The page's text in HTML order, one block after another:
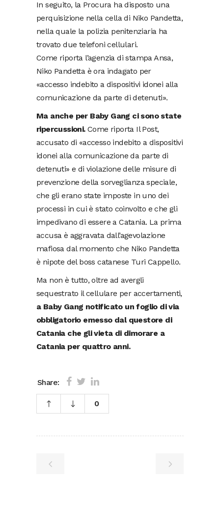
In seguito, la Procura ha disposto una
perquisizione nella cella di Niko Pandetta,
nella quale la polizia penitenziaria ha
trovato due telefoni cellulari.
Come riporta l’agenzia di stampa Ansa,
Niko Pandetta è ora indagato per
«accesso indebito a dispositivi idonei alla
comunicazione da parte di detenuti».
Ma anche per Baby Gang ci sono state
ripercussioni.Come riporta Il Post,
accusato di «accesso indebito a dispositivi
idonei alla comunicazione da parte di
detenuti» e di violazione delle misure di
prevenzione della sorveglianza speciale,
che gli erano state imposte in uno dei
processi in cui è stato coinvolto e che gli
impedivano di essere a Catania. La prima
accusa è aggravata dall’agevolazione
mafiosa dal momento che Niko Pandetta
è nipote del boss catanese Turi Cappello.
Ma non è tutto, oltre ad avergli
sequestrato il cellulare per accertamenti,
a Baby Gang notificato un foglio di via
obbligatorio emesso dal questore di
Catania che gli vieta di dimorare a
Catania per quattro anni.
Share:
0